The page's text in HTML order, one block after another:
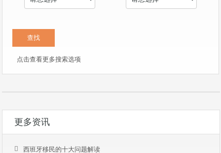
点击查看更多搜索选项
更多资讯
西班牙移民的十大问题解读